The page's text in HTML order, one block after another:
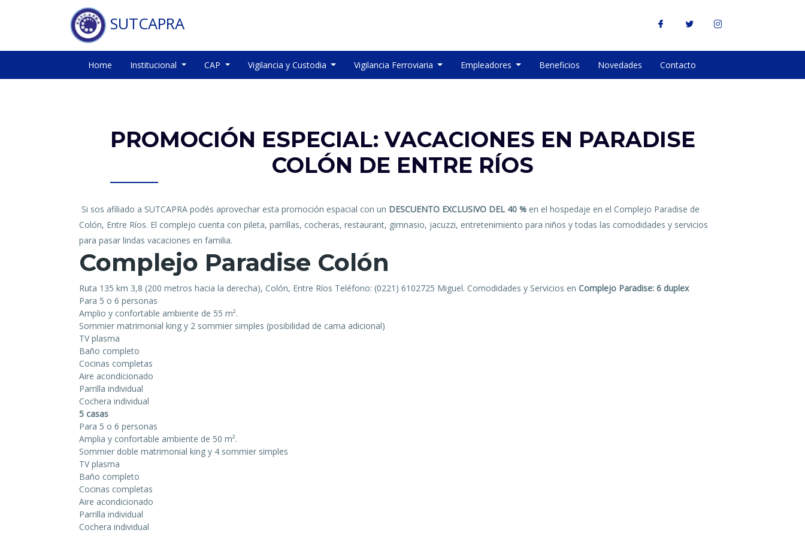
SUTCAPRA
Home Institucional CAP Vigilancia y Custodia Vigilancia Ferroviaria Empleadores Beneficios Novedades Contacto
PROMOCIÓN ESPECIAL: VACACIONES EN PARADISE
COLÓN DE ENTRE RÍOS
Si sos afiliado a SUTCAPRA podés aprovechar esta promoción espacial con un DESCUENTO EXCLUSIVO DEL 40 % en el hospedaje en el Complejo Paradise de
Colón, Entre Ríos. El complejo cuenta con pileta, parrillas, cocheras, restaurant, gimnasio, jacuzzi, entretenimiento para niños y todas las comodidades y servicios
para pasar lindas vacaciones en familia.
Complejo Paradise Colón
Ruta 135 km 3,8 (200 metros hacia la derecha), Colón, Entre Ríos Teléfono: (0221) 6102725 Miguel. Comodidades y Servicios en Complejo Paradise: 6 duplex
Para 5 o 6 personas
Amplio y confortable ambiente de 55 m².
Sommier matrimonial king y 2 sommier simples (posibilidad de cama adicional)
TV plasma
Baño completo
Cocinas completas
Aire acondicionado
Parrilla individual
Cochera individual
5 casas
Para 5 o 6 personas
Amplia y confortable ambiente de 50 m².
Sommier doble matrimonial king y 4 sommier simples
TV plasma
Baño completo
Cocinas completas
Aire acondicionado
Parrilla individual
Cochera individual